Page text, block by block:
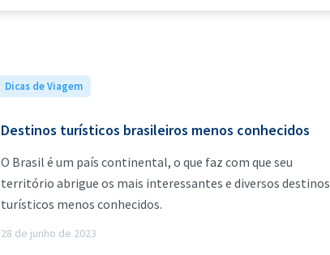
Dicas de Viagem
Destinos turísticos brasileiros menos conhecidos
O Brasil é um país continental, o que faz com que seu
território abrigue os mais interessantes e diversos destinos
turísticos menos conhecidos.
28 de junho de 2023